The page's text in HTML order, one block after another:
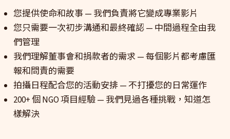
您提供使命和故事 — 我們負責將它變成專業影片
您只需要一次初步溝通和最終確認 — 中間過程全由我
們管理
我們理解董事會和捐款者的需求 — 每個影片都考慮匯
報和問責的需要
拍攝日程配合您的活動安排 — 不打擾您的日常運作
200+ 個 NGO 項目經驗 — 我們見過各種挑戰，知道怎
樣解決